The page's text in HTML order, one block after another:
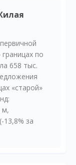
по
658 тыс.
«старой»
м,
13,8% за